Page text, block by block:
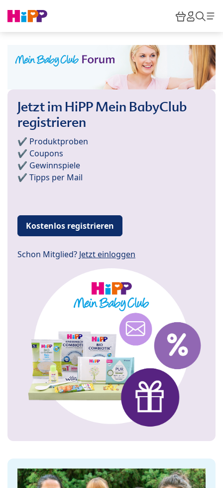
HiPP
Jetzt im HiPP Mein BabyClub
registrieren
✔️ Produktproben
✔️ Coupons
✔️ Gewinnspiele
✔️ Tipps per Mail
Kostenlos registrieren
Schon Mitglied? Jetzt einloggen